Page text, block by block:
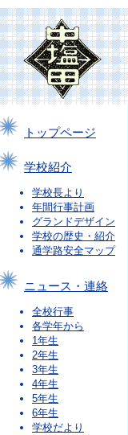
トップページ
学校紹介
学校長より
年間行事計画
グランドデザイン
学校の歴史・紹介
通学路安全マップ
ニュース・連絡
全校行事
各学年から
1年生
2年生
3年生
4年生
5年生
6年生
学校だより